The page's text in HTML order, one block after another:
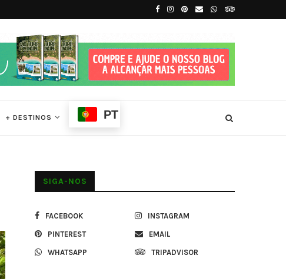
Melhor Época para Visitar São Tomé e
+ DESTINOS PT
SIGA-NOS
FACEBOOK INSTAGRAM
PINTEREST EMAIL
WHATSAPP TRIPADVISOR